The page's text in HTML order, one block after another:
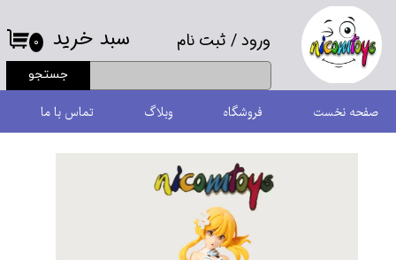
ورود/ ثبت نام
حساب کاربری من
تغییر گذر واژه
سفارشات
خروج از حساب کاربری
جستجو
۰ سبد خرید
صفحه نخست فروشگاه وبلاگ تماس با ما